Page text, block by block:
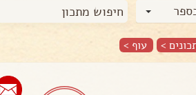
> עוף >